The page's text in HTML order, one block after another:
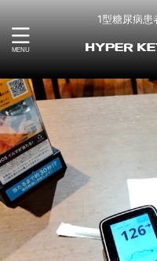
1型糖尿病患